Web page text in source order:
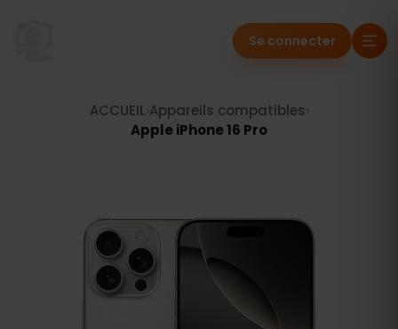
Se connecter
ACCUEIL Appareils compatibles
Apple iPhone 16 Pro